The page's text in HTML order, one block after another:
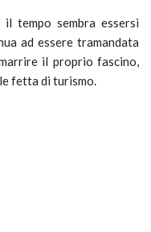
tempo sembra essersi
ad essere tramandata
il proprio fascino,
fetta di turismo.